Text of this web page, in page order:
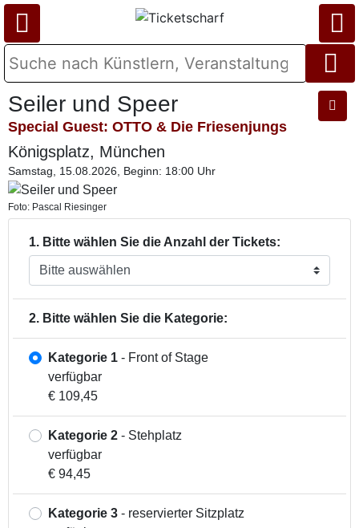
Seiler und Speer
Special Guest: OTTO & Die Friesenjungs
Königsplatz, München
Samstag, 15.08.2026, Beginn: 18:00 Uhr
Foto: Pascal Riesinger
1. Bitte wählen Sie die Anzahl der Tickets:
2. Bitte wählen Sie die Kategorie:
Kategorie 1 - Front of Stage
verfügbar
€ 109,45
Kategorie 2 - Stehplatz
verfügbar
€ 94,45
Kategorie 3 - reservierter Sitzplatz